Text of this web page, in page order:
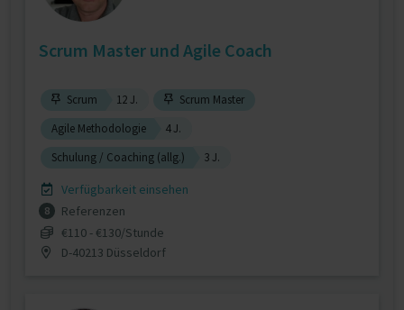
Scrum Master und Agile Coach
Scrum 12 J.
Scrum Master
Agile Methodologie
4 J.
Schulung / Coaching (allg.)
3 J.
Verfügbarkeit einsehen
8
Referenzen
€110 - €130/Stunde
D-40213 Düsseldorf